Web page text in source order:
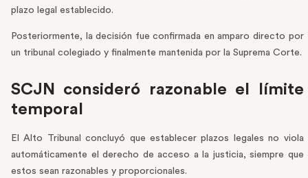
plazo legal establecido.
Posteriormente, la decisión fue confirmada en amparo directo por
un tribunal colegiado y finalmente mantenida por la Suprema Corte.
SCJN consideró razonable el límite
temporal
El Alto Tribunal concluyó que establecer plazos legales no viola
automáticamente el derecho de acceso a la justicia, siempre que
estos sean razonables y proporcionales.